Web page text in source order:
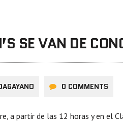
SE VAN DE
0 COMMENTS
a partir de las 12 horas y en el